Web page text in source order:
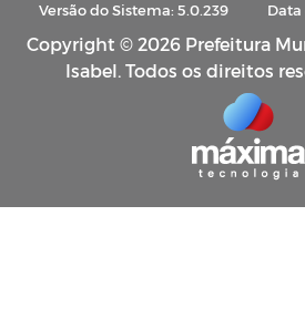
Versão do Sistema: 5.0.239 Data
Copyright © 2026 Prefeitura
Isabel. Todos os direitos